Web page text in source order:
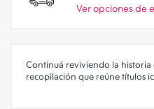
Ver opciones de
Continuá reviviendo la historia
recopilación que reúne títulos